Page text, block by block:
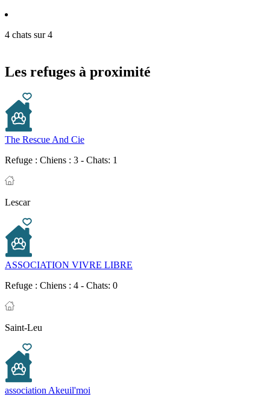
4 chats sur 4
Les refuges à proximité
The Rescue And Cie
Refuge : Chiens : 3 - Chats: 1
Lescar
ASSOCIATION VIVRE LIBRE
Refuge : Chiens : 4 - Chats: 0
Saint-Leu
association Akeuil'moi